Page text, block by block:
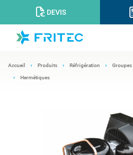
DEVIS
Accueil Produits Réfrigération Groupes
Hermétiques